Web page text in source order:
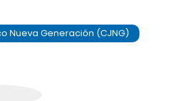
Nueva Generación (CJNG)